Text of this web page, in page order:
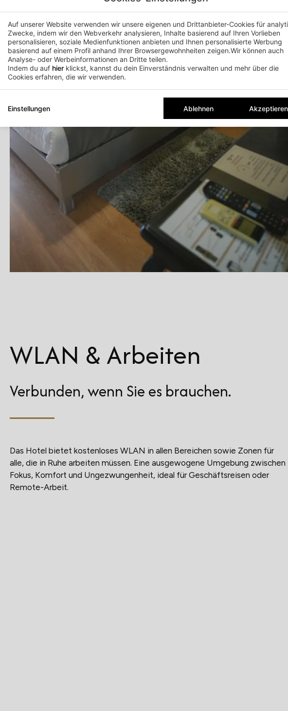
WLAN & Arbeiten
Verbunden, wenn Sie es brauchen.
Das Hotel bietet kostenloses WLAN in allen Bereichen sowie Zonen für
alle, die in Ruhe arbeiten müssen. Eine ausgewogene Umgebung zwischen
Fokus, Komfort und Ungezwungenheit, ideal für Geschäftsreisen oder
Remote-Arbeit.
Auf unserer Website verwenden wir unsere eigenen und Drittanbieter-Cookies für
Zwecke, indem wir den Webverkehr analysieren, Inhalte basierend auf Ihren Vorlieben
personalisieren, soziale Medienfunktionen anbieten und Ihnen personalisierte Werbung
basierend auf einem Profil anhand Ihrer Browsergewohnheiten zeigen.Wir können auch
Analyse- oder Werbeinformationen an Dritte teilen.
Indem du auf hier klickst, kannst du dein Einverständnis verwalten und mehr über die
Cookies erfahren, die wir verwenden.
Einstellungen Ablehnen Akzeptieren